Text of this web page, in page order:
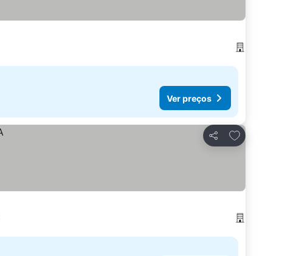
Ver preços
Partilhar
Adicionar aos